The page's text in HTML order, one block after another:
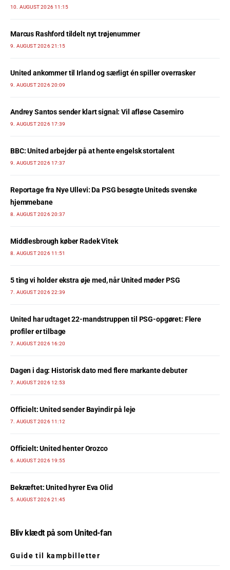
10. AUGUST 2026 11:15
Marcus Rashford tildelt nyt trøjenummer
9. AUGUST 2026 21:15
United ankommer til Irland og særligt én spiller overrasker
9. AUGUST 2026 20:09
Andrey Santos sender klart signal: Vil afløse Casemiro
9. AUGUST 2026 17:39
BBC: United arbejder på at hente engelsk stortalent
9. AUGUST 2026 17:37
Reportage fra Nye Ullevi: Da PSG besøgte Uniteds svenske
hjemmebane
8. AUGUST 2026 20:37
Middlesbrough køber Radek Vitek
8. AUGUST 2026 11:51
5 ting vi holder ekstra øje med, når United møder PSG
7. AUGUST 2026 22:39
United har udtaget 22-mandstruppen til PSG-opgøret: Flere
profiler er tilbage
7. AUGUST 2026 16:20
Dagen i dag: Historisk dato med flere markante debuter
7. AUGUST 2026 12:53
Officielt: United sender Bayindir på leje
7. AUGUST 2026 11:12
Officielt: United henter Orozco
6. AUGUST 2026 19:55
Bekræftet: United hyrer Eva Olid
5. AUGUST 2026 21:45
Bliv klædt på som United-fan
Guide til kampbilletter